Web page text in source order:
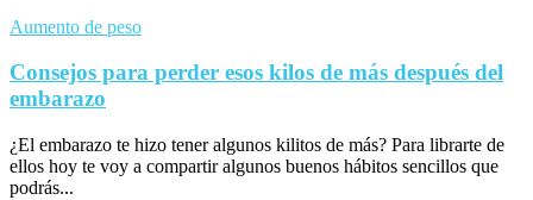
Aumento de peso
Consejos para perder esos kilos de más después del
embarazo
¿El embarazo te hizo tener algunos kilitos de más? Para librarte de
ellos hoy te voy a compartir algunos buenos hábitos sencillos que
podrás...